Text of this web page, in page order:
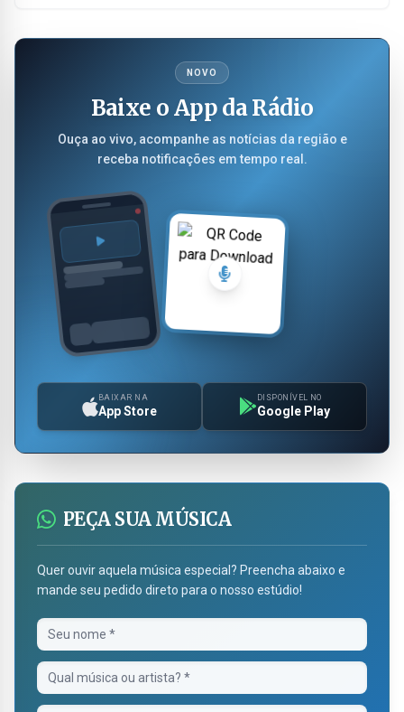
NOVO
Baixe o App da Rádio
Ouça ao vivo, acompanhe as notícias da região e
receba notificações em tempo real.
BAIXAR NA
App Store
DISPONÍVEL NO
Google Play
PEÇA SUA MÚSICA
Quer ouvir aquela música especial? Preencha abaixo e
mande seu pedido direto para o nosso estúdio!